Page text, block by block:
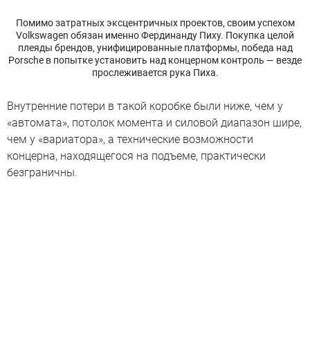
Помимо затратных эксцентричных проектов, своим успехом
Volkswagen обязан именно Фердинанду Пиху. Покупка целой
плеяды брендов, унифицированные платформы, победа над
Porsche в попытке установить над концерном контроль — везде
прослеживается рука Пиха.
Внутренние потери в такой коробке были ниже, чем у
«автомата», потолок момента и силовой диапазон шире,
чем у «вариатора», а технические возможности
концерна, находящегося на подъеме, практически
безграничны.